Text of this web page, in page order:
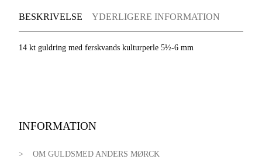
BESKRIVELSE YDERLIGERE INFORMATION
14 kt guldring med ferskvands kulturperle 5½-6 mm
INFORMATION
OM GULDSMED ANDERS MØRCK